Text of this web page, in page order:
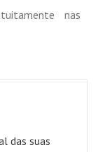
nas
das suas